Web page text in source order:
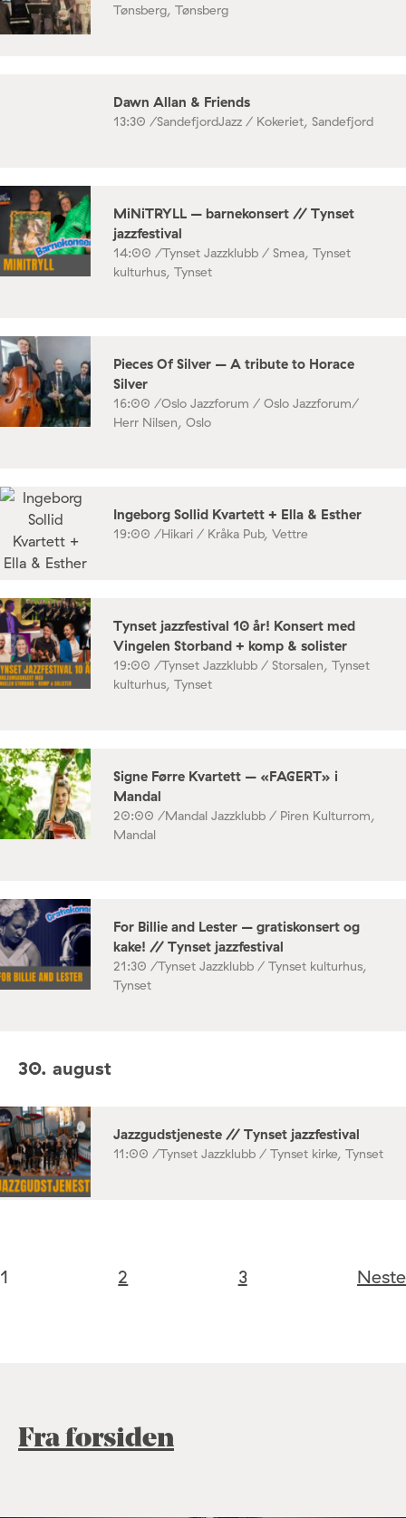
Tønsberg, Tønsberg
Dawn Allan & Friends
13:30 /SandefjordJazz / Kokeriet, Sandefjord
MiNiTRYLL – barnekonsert // Tynset
jazzfestival
14:00 /Tynset Jazzklubb / Smea, Tynset
kulturhus, Tynset
Pieces Of Silver – A tribute to Horace
Silver
16:00 /Oslo Jazzforum / Oslo Jazzforum/
Herr Nilsen, Oslo
Ingeborg Sollid Kvartett + Ella & Esther
19:00 /Hikari / Kråka Pub, Vettre
Tynset jazzfestival 10 år! Konsert med
Vingelen Storband + komp & solister
19:00 /Tynset Jazzklubb / Storsalen, Tynset
kulturhus, Tynset
Signe Førre Kvartett – «FAGERT» i
Mandal
20:00 /Mandal Jazzklubb / Piren Kulturrom,
Mandal
For Billie and Lester – gratiskonsert og
kake! // Tynset jazzfestival
21:30 /Tynset Jazzklubb / Tynset kulturhus,
Tynset
30. august
Jazzgudstjeneste // Tynset jazzfestival
11:00 /Tynset Jazzklubb / Tynset kirke, Tynset
1 2 3 Neste
Fra forsiden